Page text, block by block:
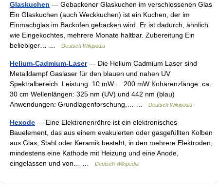
Glaskuchen — Gebackener Glaskuchen im verschlossenen Glas
Ein Glaskuchen (auch Weckkuchen) ist ein Kuchen, der im
Einmachglas im Backofen gebacken wird. Er ist dadurch, ähnlich
wie Eingekochtes, mehrere Monate haltbar. Zubereitung Ein
beliebiger… …
Deutsch Wikipedia
Helium-Cadmium-Laser— Die Helium Cadmium Laser sind
Metalldampf Gaslaser für den blauen und nahen UV
Spektralbereich. Leistung: 10 mW ... 200 mW Kohärenzlänge: ca.
30 cm Wellenlängen: 325 nm (UV) und 442 nm (blau)
Anwendungen: Grundlagenforschung,… …
Deutsch Wikipedia
Hexode — Eine Elektronenröhre ist ein elektronisches
Bauelement, das aus einem evakuierten oder gasgefüllten Kolben
aus Glas, Stahl oder Keramik besteht, in den mehrere Elektroden,
mindestens eine Kathode mit Heizung und eine Anode,
eingelassen und von… …
Deutsch Wikipedia